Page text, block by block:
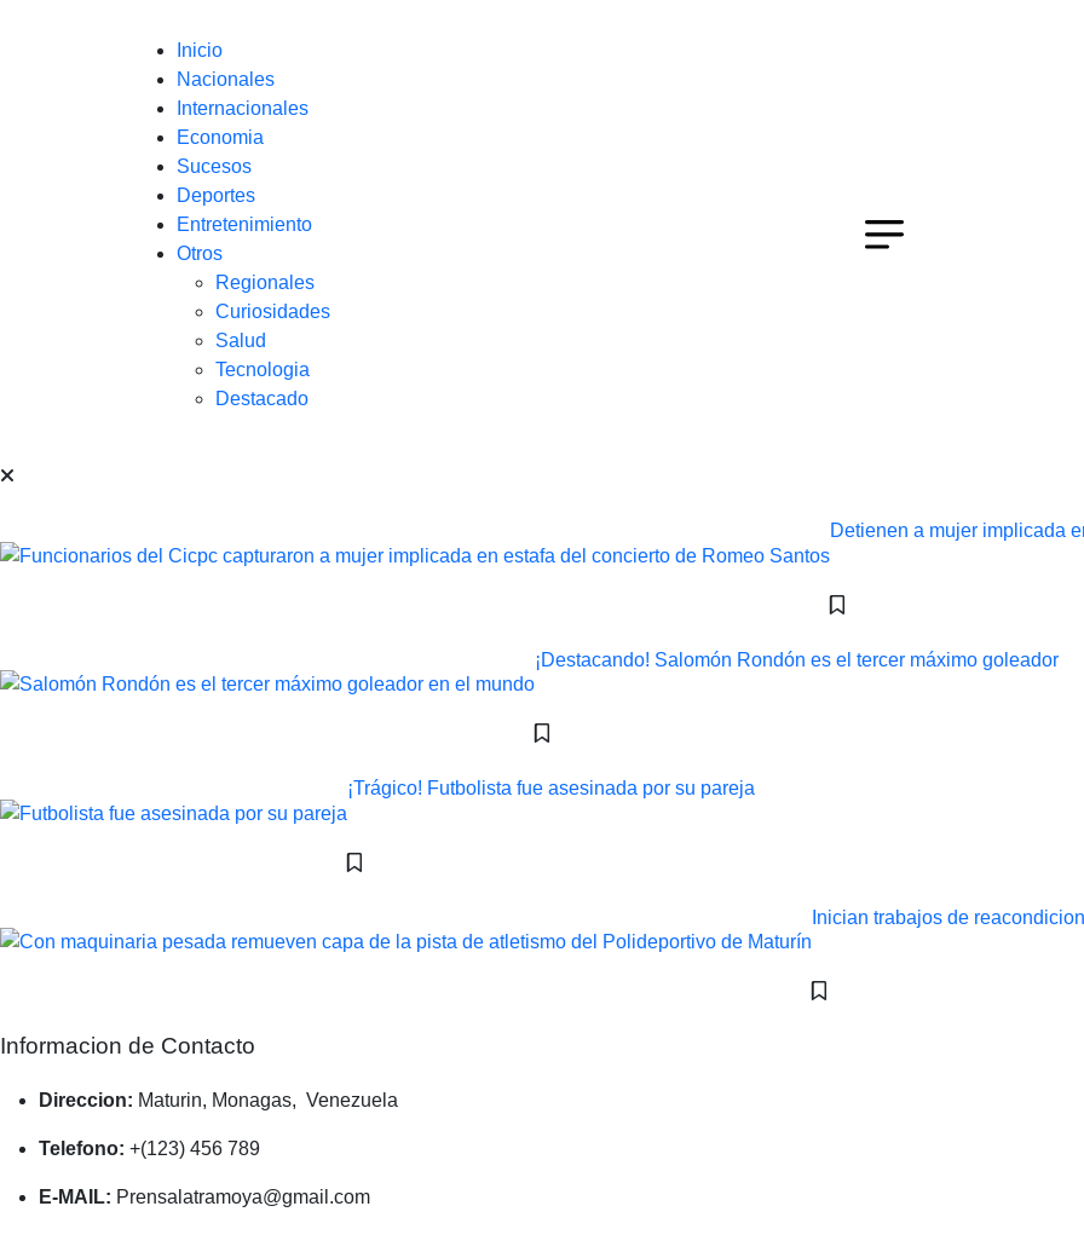
Inicio
Nacionales
Internacionales
Economia
Sucesos
Deportes
Entretenimiento
Otros
Regionales
Curiosidades
Salud
Tecnologia
Destacado
Detienen a mujer implicada
¡Destacando! Salomón Rondón es el tercer máximo goleador
¡Trágico! Futbolista fue asesinada por su pareja
Inician trabajos de
Informacion de Contacto
Direccion: Maturin, Monagas, Venezuela
Telefono: +(123) 456 789
E-MAIL: Prensalatramoya@gmail.com